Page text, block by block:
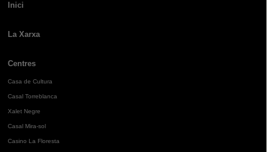
Inici
La Xarxa
Centres
Casa de Cultura
Casal Torreblanca
Xalet Negre
Casal Mira-sol
Casino La Floresta